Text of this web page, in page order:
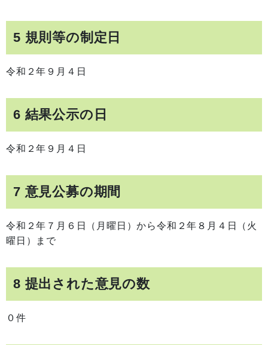
5 規則等の制定日
令和２年９月４日
6 結果公示の日
令和２年９月４日
7 意見公募の期間
令和２年７月６日（月曜日）から令和２年８月４日（火
曜日）まで
8 提出された意見の数
０件